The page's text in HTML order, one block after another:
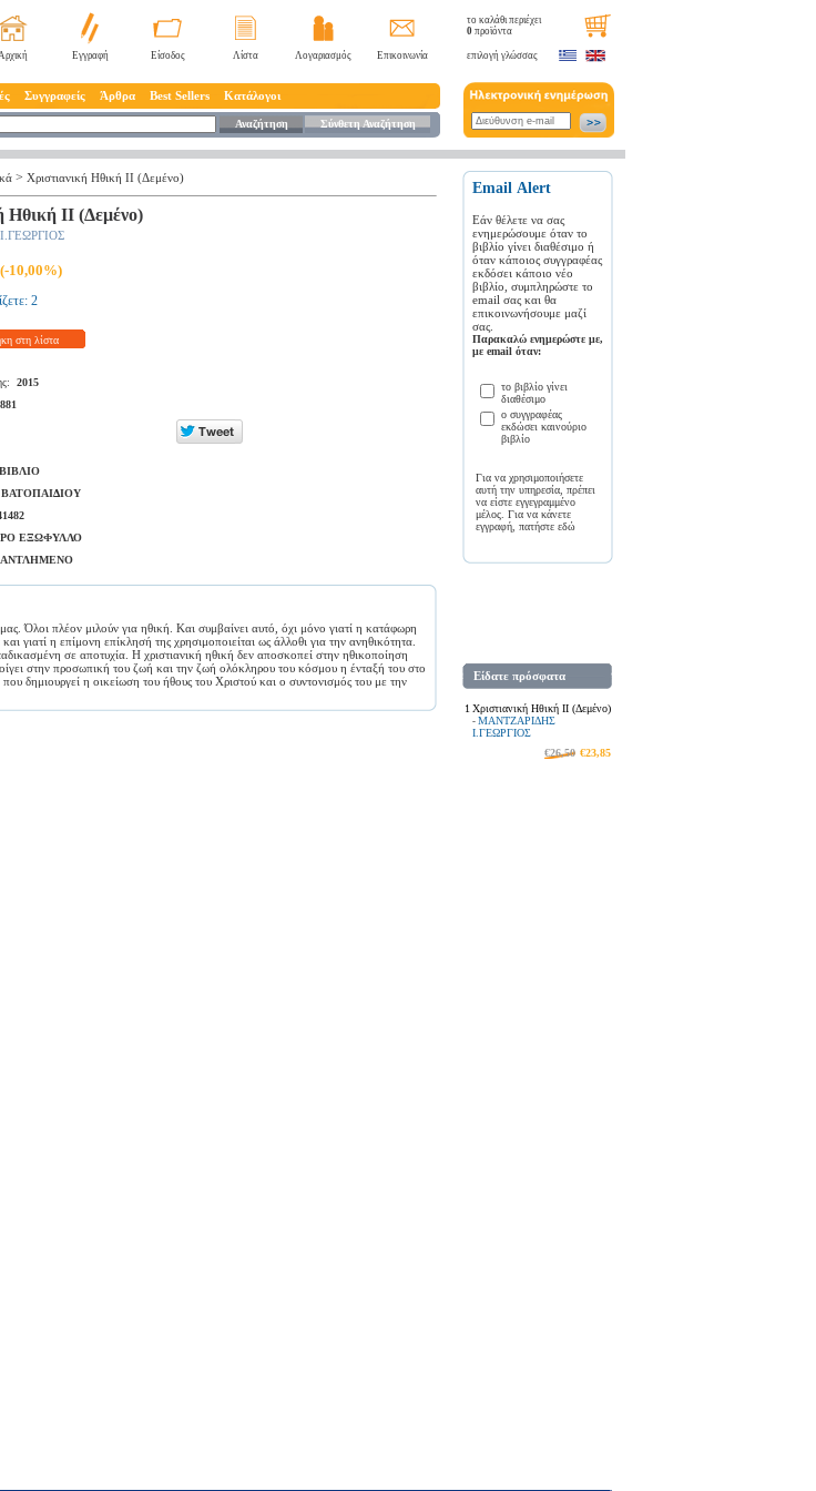
Εγγραφή Είσοδος Λίστα Λογαριασμός Επικοινωνία
Συγγραφείς Άρθρα Best Sellers Κατάλογοι
Αναζήτηση Σύνθετη Αναζήτηση
το καλάθι περιέχει
0 προϊόντα
επιλογή γλώσσας
> Χριστιανική Ηθική ΙΙ (Δεμένο)
Ηθική ΙΙ (Δεμένο)
10,00%)
2
στη λίστα
2015
ΒΙΒΛΙΟ
ΕΞΩΦΥΛΛΟ
Όλοι πλέον μιλούν για ηθική. Και συμβαίνει αυτό, όχι μόνο γιατί η κατάφωρη
γιατί η επίμονη επίκλησή της χρησιμοποιείται ως άλλοθι για την ανηθικότητα.
σε αποτυχία. Η χριστιανική ηθική δεν αποσκοπεί στην ηθικοποίηση
στην προσωπική του ζωή και την ζωή ολόκληρου του κόσμου η ένταξή του στο
δημιουργεί η οικείωση του ήθους του Χριστού και ο συντονισμός του με την
Εmail Αlert
Εάν θέλετε να σας
ενημερώσουμε όταν το
βιβλίο γίνει διαθέσιμο ή
όταν κάποιος συγγραφέας
εκδόσει κάποιο νέο
βιβλίο, συμπληρώστε το
email σας και θα
επικοινωνήσουμε μαζί
σας.
Παρακαλώ ενημερώστε με,
με email όταν:
το βιβλίο γίνει
διαθέσιμο
ο συγγραφέας
εκδώσει καινούριο
βιβλίο
Για να χρησιμοποιήσετε
αυτή την υπηρεσία, πρέπει
να είστε εγγεγραμμένο
μέλος. Για να κάνετε
εγγραφή, πατήστε εδώ
Είδατε πρόσφατα
1 Χριστιανική Ηθική ΙΙ (Δεμένο)
- ΜΑΝΤΖΑΡΙΔΗΣ
Ι.ΓΕΩΡΓΙΟΣ
€26,50 €23,85